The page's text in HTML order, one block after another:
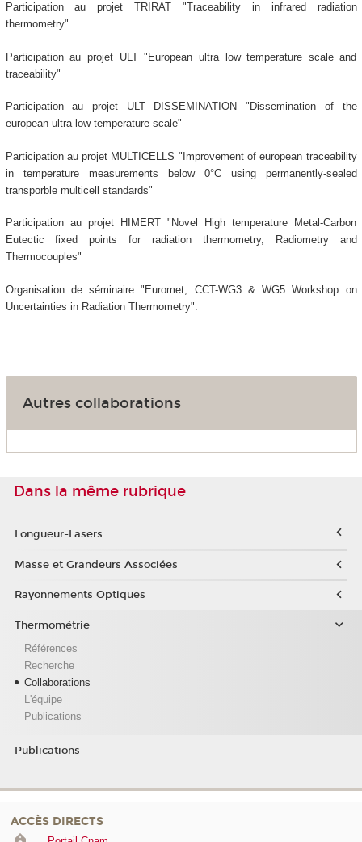
Participation au projet TRIRAT "Traceability in infrared radiation
thermometry"
Participation au projet ULT "European ultra low temperature scale and
traceability"
Participation au projet ULT DISSEMINATION "Dissemination of the
european ultra low temperature scale"
Participation au projet MULTICELLS "Improvement of european traceability
in temperature measurements below 0°C using permanently-sealed
transporble multicell standards"
Participation au projet HIMERT "Novel High temperature Metal-Carbon
Eutectic fixed points for radiation thermometry, Radiometry and
Thermocouples"
Organisation de séminaire "Euromet, CCT-WG3 & WG5 Workshop on
Uncertainties in Radiation Thermometry".
Autres collaborations
Dans la même rubrique
Longueur-Lasers
Masse et Grandeurs Associées
Rayonnements Optiques
Thermométrie
Références
Recherche
Collaborations
L'équipe
Publications
Publications
ACCÈS DIRECTS